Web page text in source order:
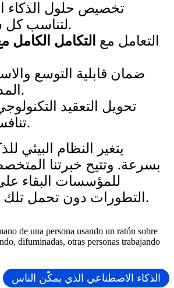
تخصيص حلول الذكاء
لتناسب كل سياق عمل.
التعامل مع التكامل الكامل
ضمان قابلية التوسع
المدى الطويل.
تحويل التعقيد
تنافسية لعملائنا.
يتغير النظام البيئي
بسرعة. وتتيح خبرتنا
للمؤسسات البقاء
التطورات دون تحمل تلك التكاليف داخليًّا.
الذكاء الاصطناعي الذي يمكّن الناس